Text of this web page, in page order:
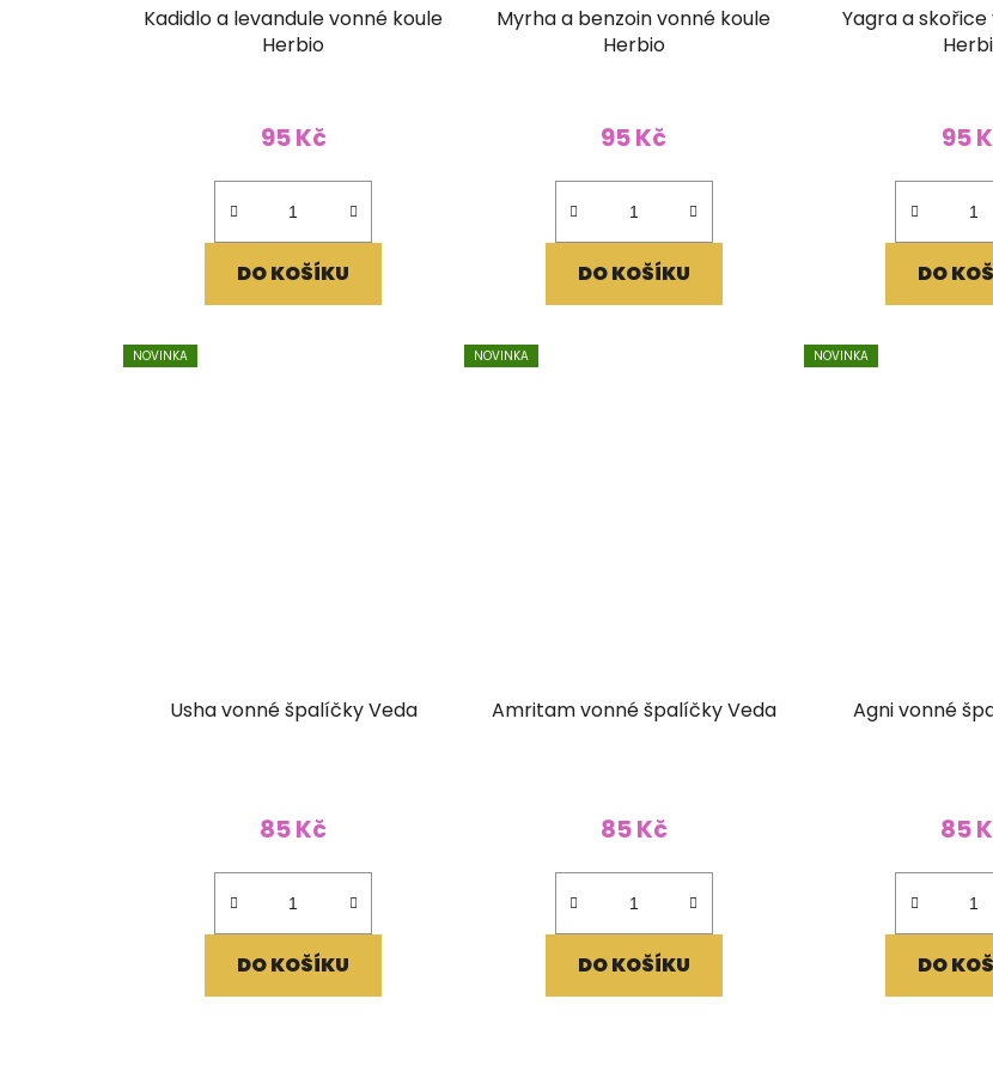
Kadidlo a levandule vonné koule
Herbio
95 Kč
DO KOŠÍKU
Myrha a benzoin vonné koule
Herbio
95 Kč
DO KOŠÍKU
Yagra a
95
DO
NOVINKA
Usha vonné špalíčky Veda
85 Kč
DO KOŠÍKU
NOVINKA
Amritam vonné špalíčky Veda
85 Kč
DO KOŠÍKU
NOVINKA
Agni vonné
85
DO